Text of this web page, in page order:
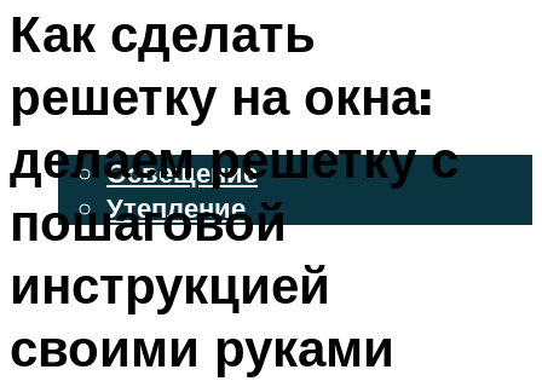
ФАСАДНЫЙ САЙДИНГ
ОСВЕЩЕНИЕ И УТЕПЛЕНИЕ
Освещение
Утепление
МЕНЮ
Как сделать
решетку на окна:
делаем решетку с
пошаговой
инструкцией
своими руками